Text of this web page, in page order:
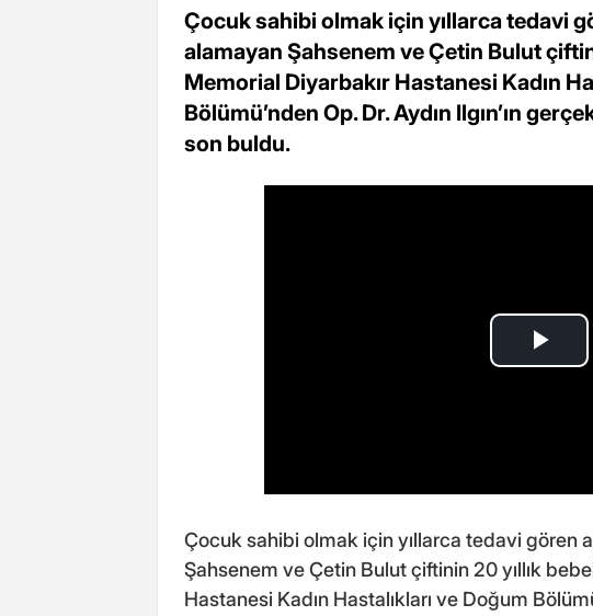
Çocuk sahibi olmak için yıllarca tedavi
alamayan Şahsenem ve Çetin Bulut
Memorial Diyarbakır Hastanesi Kadın
Bölümü’nden Op. Dr. Aydın Ilgın’ın
son buldu.
Çocuk sahibi olmak için yıllarca tedavi gören
Şahsenem ve Çetin Bulut çiftinin 20 yıllık
Hastanesi Kadın Hastalıkları ve Doğum